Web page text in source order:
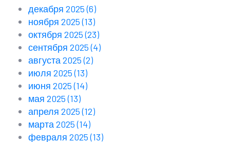
декабря 2025(6)
ноября 2025(13)
октября 2025(23)
сентября 2025(4)
августа 2025(2)
июля 2025(13)
июня 2025(14)
мая 2025(13)
апреля 2025(12)
марта 2025(14)
февраля 2025(13)